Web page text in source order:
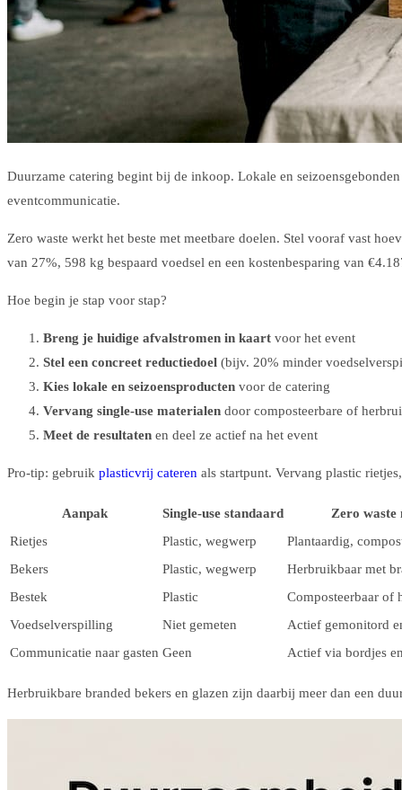
Duurzame catering begint bij de inkoop. Lokale en
eventcommunicatie.
Zero waste werkt het beste met meetbare doelen. Stel vooraf vast
van 27%, 598 kg bespaard voedsel en een kostenbesparing van
Hoe begin je stap voor stap?
Breng je huidige afvalstromen in kaart voor het event
Stel een concreet reductiedoel (bijv. 20% minder
Kies lokale en seizoensproducten voor de catering
Vervang single-use materialen door composteerbare of
Meet de resultaten en deel ze actief na het event
Pro-tip: gebruik plasticvrij cateren als startpunt. Vervang plastic
Aanpak Single-use standaard
Zero waste
Rietjes
Plastic, wegwerp
Plantaardig,
Bekers
Plastic, wegwerp
Herbruikbaar met
Bestek
Plastic
Composteerbaar of
Voedselverspilling
Niet gemeten
Actief gemonitord
Communicatie naar gasten Geen Actief via bordjes
Herbruikbare branded bekers en glazen zijn daarbij meer dan een